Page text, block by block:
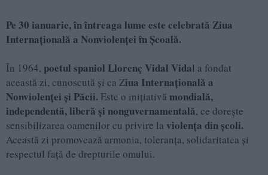
Pe 30 ianuarie, în întreaga lume este celebrată Ziua
Internațională a Nonviolenței în Școală.
În 1964, poetul spaniol Llorenç Vidal Vidal a fondat
această zi, cunoscută și ca Ziua Internațională a
Nonviolenței și Păcii. Este o inițiativă mondială,
independentă, liberă și nonguvernamentală, ce dorește
sensibilizarea oamenilor cu privire la violența din școli.
Această zi promovează armonia, toleranța, solidaritatea și
respectul față de drepturile omului.